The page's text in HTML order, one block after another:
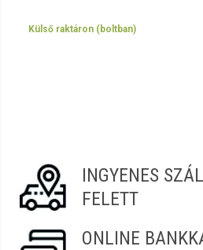
Külső raktáron (boltban)
INGYENES
FELETT
ONLINE